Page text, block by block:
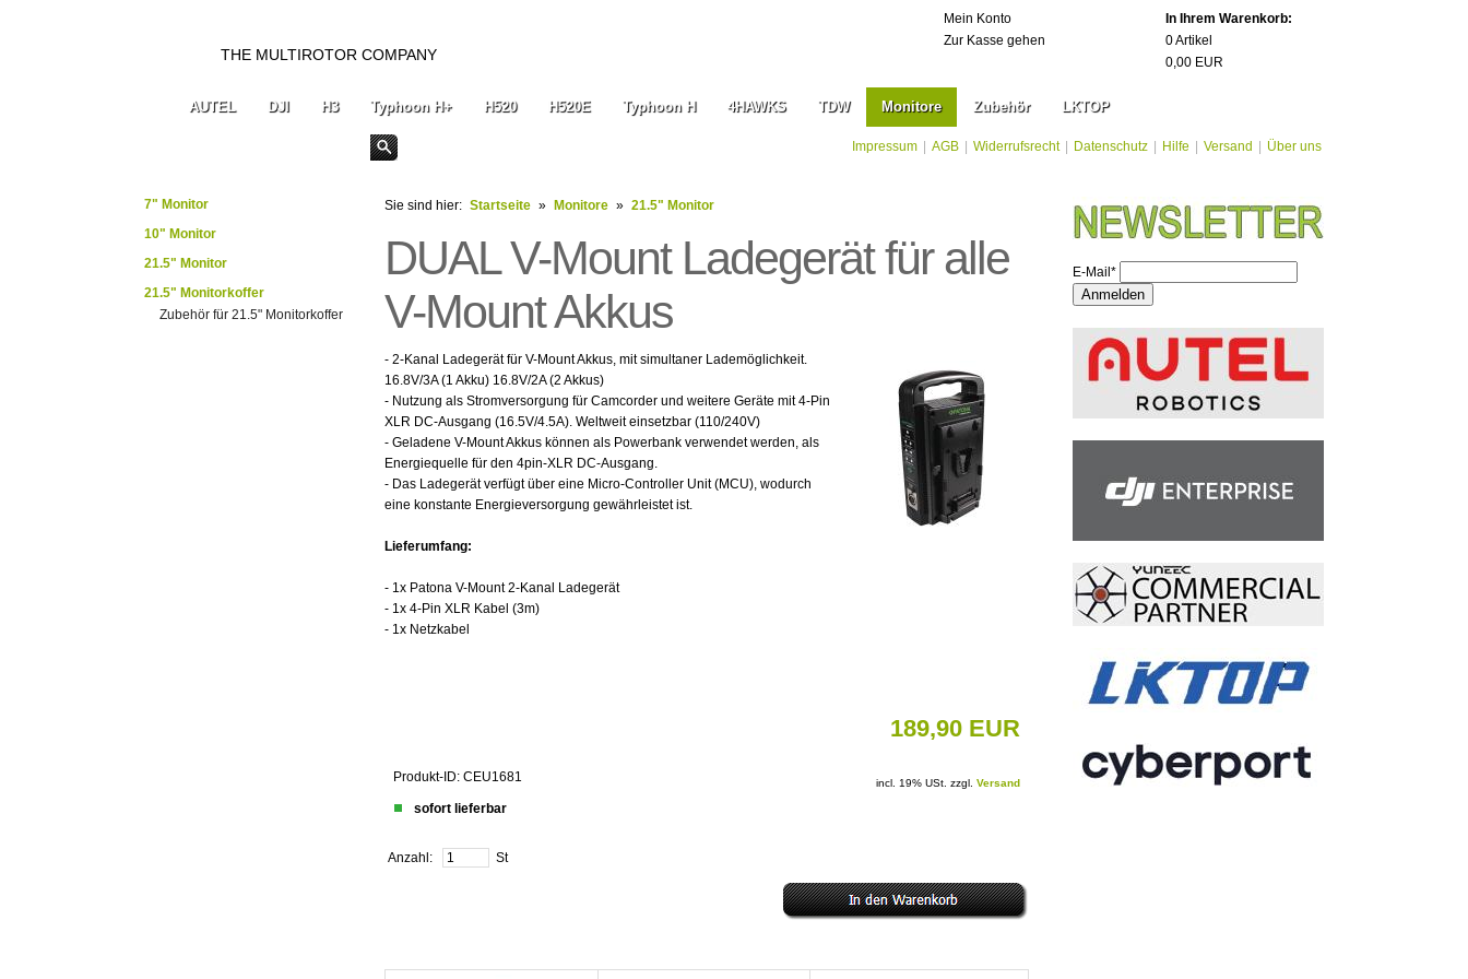
THE MULTIROTOR COMPANY
Mein Konto
Zur Kasse gehen
In Ihrem Warenkorb:
0Artikel
0,00 EUR
AUTEL DJI H3 Typhoon H+ H520 H520E Typhoon H 4HAWKS TDW Monitore Zubehör LKTOP
Impressum AGB Widerrufsrecht Datenschutz Hilfe Versand Über uns
7" Monitor
10" Monitor
21.5" Monitor
21.5" Monitorkoffer
Zubehör für 21.5" Monitorkoffer
Sie sind hier: Startseite » Monitore » 21.5" Monitor
DUAL V-Mount Ladegerät für alle
V-Mount Akkus
- 2-Kanal Ladegerät für V-Mount Akkus, mit simultaner Lademöglichkeit.
16.8V/3A (1 Akku) 16.8V/2A (2 Akkus)
- Nutzung als Stromversorgung für Camcorder und weitere Geräte mit 4-Pin
XLR DC-Ausgang (16.5V/4.5A). Weltweit einsetzbar (110/240V)
- Geladene V-Mount Akkus können als Powerbank verwendet werden, als
Energiequelle für den 4pin-XLR DC-Ausgang.
- Das Ladegerät verfügt über eine Micro-Controller Unit (MCU), wodurch
eine konstante Energieversorgung gewährleistet ist.
Lieferumfang:
- 1x Patona V-Mount 2-Kanal Ladegerät
- 1x 4-Pin XLR Kabel (3m)
- 1x Netzkabel
189,90 EUR
Produkt-ID: CEU1681 incl. 19% USt. zzgl. Versand
sofort lieferbar
Anzahl: St
E-Mail*
Anmelden